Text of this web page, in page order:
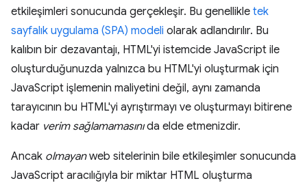
etkileşimleri sonucunda gerçekleşir. Bu genellikle tek
sayfalık uygulama (SPA) modeli olarak adlandırılır. Bu
kalıbın bir dezavantajı, HTML'yi istemcide JavaScript ile
oluşturduğunuzda yalnızca bu HTML'yi oluşturmak için
JavaScript işlemenin maliyetini değil, aynı zamanda
tarayıcının bu HTML'yi ayrıştırmayı ve oluşturmayı bitirene
kadar verim sağlamamasınıda elde etmenizdir.
Ancak olmayanweb sitelerinin bile etkileşimler sonucunda
JavaScript aracılığıyla bir miktar HTML oluşturma